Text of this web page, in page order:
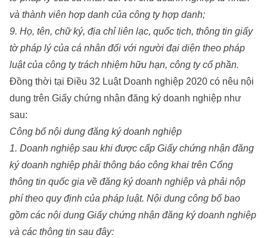
và thành viên hợp danh của công ty hợp danh;
9. Họ, tên, chữ ký, địa chỉ liên lạc, quốc tịch, thông tin giấy
tờ pháp lý của cá nhân đối với người đại diện theo pháp
luật của công ty trách nhiệm hữu hạn, công ty cổ phần.
Đồng thời tại Điều 32 Luật Doanh nghiệp 2020 có nêu nội
dung trên Giấy chứng nhận đăng ký doanh nghiệp như
sau:
Công bố nội dung đăng ký doanh nghiệp
1. Doanh nghiệp sau khi được cấp Giấy chứng nhận đăng
ký doanh nghiệp phải thông báo công khai trên Cổng
thông tin quốc gia về đăng ký doanh nghiệp và phải nộp
phí theo quy định của pháp luật. Nội dung công bố bao
gồm các nội dung Giấy chứng nhận đăng ký doanh nghiệp
và các thông tin sau đây: